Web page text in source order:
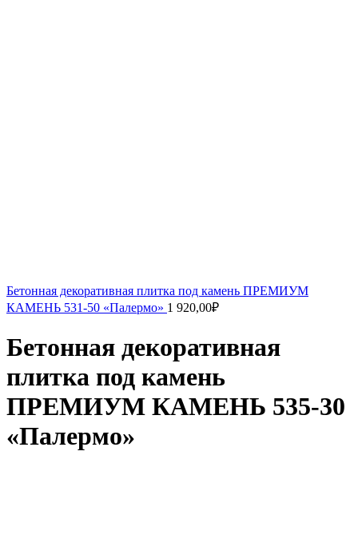
Бетонная декоративная плитка под камень ПРЕМИУМ
КАМЕНЬ 531-50 «Палермо» 1 920,00₽
Бетонная декоративная
плитка под камень
ПРЕМИУМ КАМЕНЬ 535-30
«Палермо»